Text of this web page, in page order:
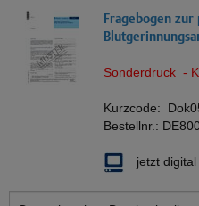
Fragebogen
Sonderdruck -
Kurzcode:
Bestellnr.:
jetzt